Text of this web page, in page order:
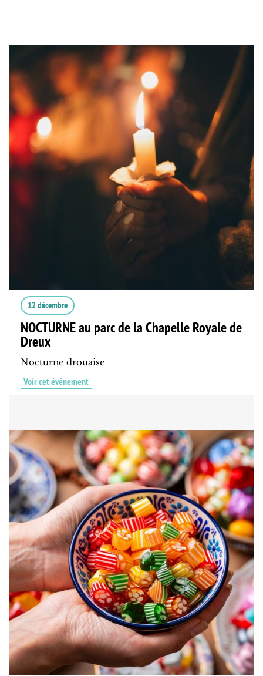
12 décembre
NOCTURNE au parc de la Chapelle Royale de
Dreux
Nocturne drouaise
Voir cet événement